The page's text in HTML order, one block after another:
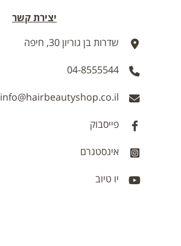
יצירת קשר
שדרות בן גוריון 30, חיפה
04-8555544
info@hairbeautyshop.co.il
פייסבוק
אינסטגרם
יו טיוב